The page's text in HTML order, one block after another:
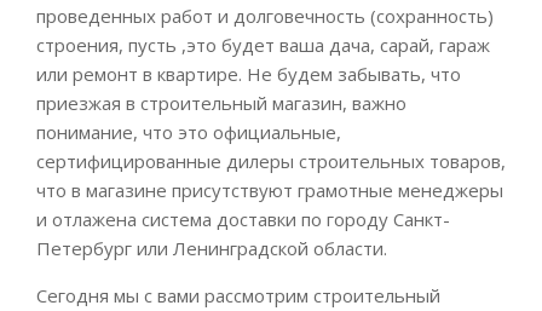
проведенных работ и долговечность (сохранность)
строения, пусть ,это будет ваша дача, сарай, гараж
или ремонт в квартире. Не будем забывать, что
приезжая в строительный магазин, важно
понимание, что это официальные,
сертифицированные дилеры строительных товаров,
что в магазине присутствуют грамотные менеджеры
и отлажена система доставки по городу Санкт-
Петербург или Ленинградской области.
Сегодня мы с вами рассмотрим строительный